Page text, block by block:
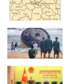
Thế giới
Quan sát
Cuộc sống đó đây
Hồ sơ